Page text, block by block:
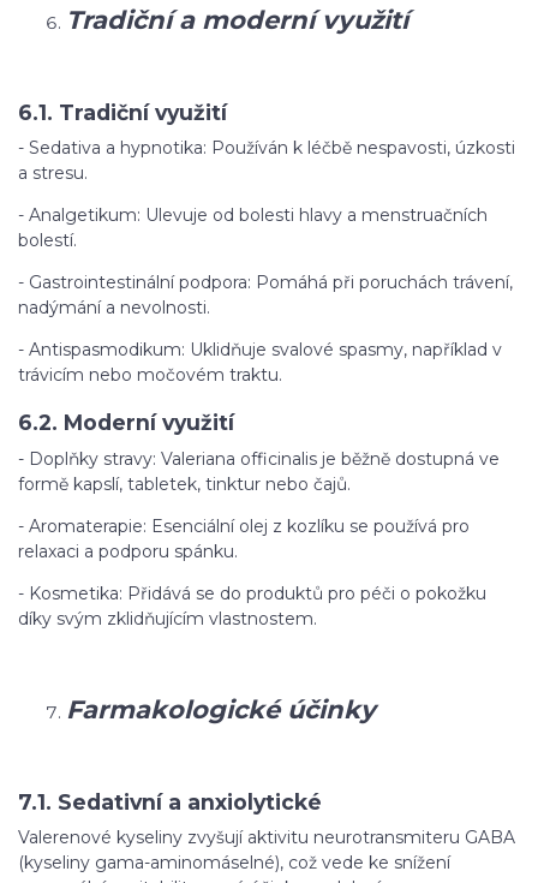
Tradiční a moderní využití
6.1. Tradiční využití
- Sedativa a hypnotika: Používán k léčbě nespavosti, úzkosti
a stresu.
- Analgetikum: Ulevuje od bolesti hlavy a menstruačních
bolestí.
- Gastrointestinální podpora: Pomáhá při poruchách trávení,
nadýmání a nevolnosti.
- Antispasmodikum: Uklidňuje svalové spasmy, například v
trávicím nebo močovém traktu.
6.2. Moderní využití
- Doplňky stravy: Valeriana officinalis je běžně dostupná ve
formě kapslí, tabletek, tinktur nebo čajů.
- Aromaterapie: Esenciální olej z kozlíku se používá pro
relaxaci a podporu spánku.
- Kosmetika: Přidává se do produktů pro péči o pokožku
díky svým zklidňujícím vlastnostem.
Farmakologické účinky
7.1. Sedativní a anxiolytické
Valerenové kyseliny zvyšují aktivitu neurotransmiteru GABA
(kyseliny gama-aminomáselné), což vede ke snížení